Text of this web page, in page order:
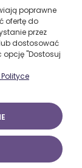
Dark
179,00 zł
DO KOSZYKA
poprawne
ofertę do
przez
dostosować
opcję "Dostosuj